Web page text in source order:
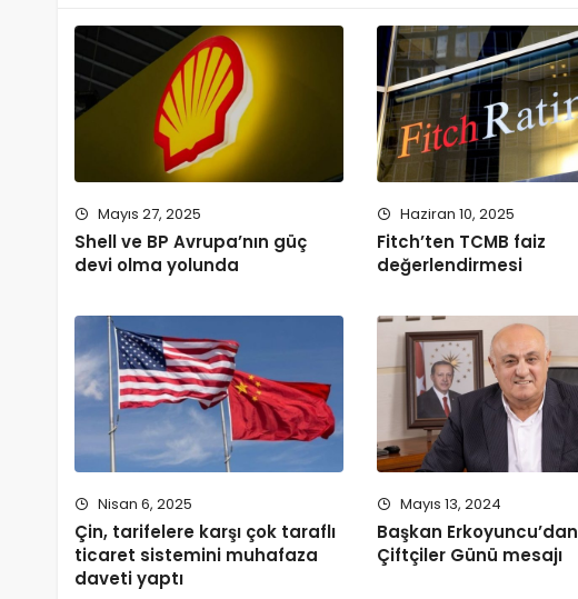
Mayıs 27, 2025
Shell ve BP Avrupa’nın güç
devi olma yolunda
Haziran 10, 2025
Fitch’ten TCMB faiz
değerlendirmesi
Nisan 6, 2025
Çin, tarifelere karşı çok taraflı
ticaret sistemini muhafaza
daveti yaptı
Mayıs 13, 2024
Başkan Erkoyuncu’dan
Çiftçiler Günü mesajı